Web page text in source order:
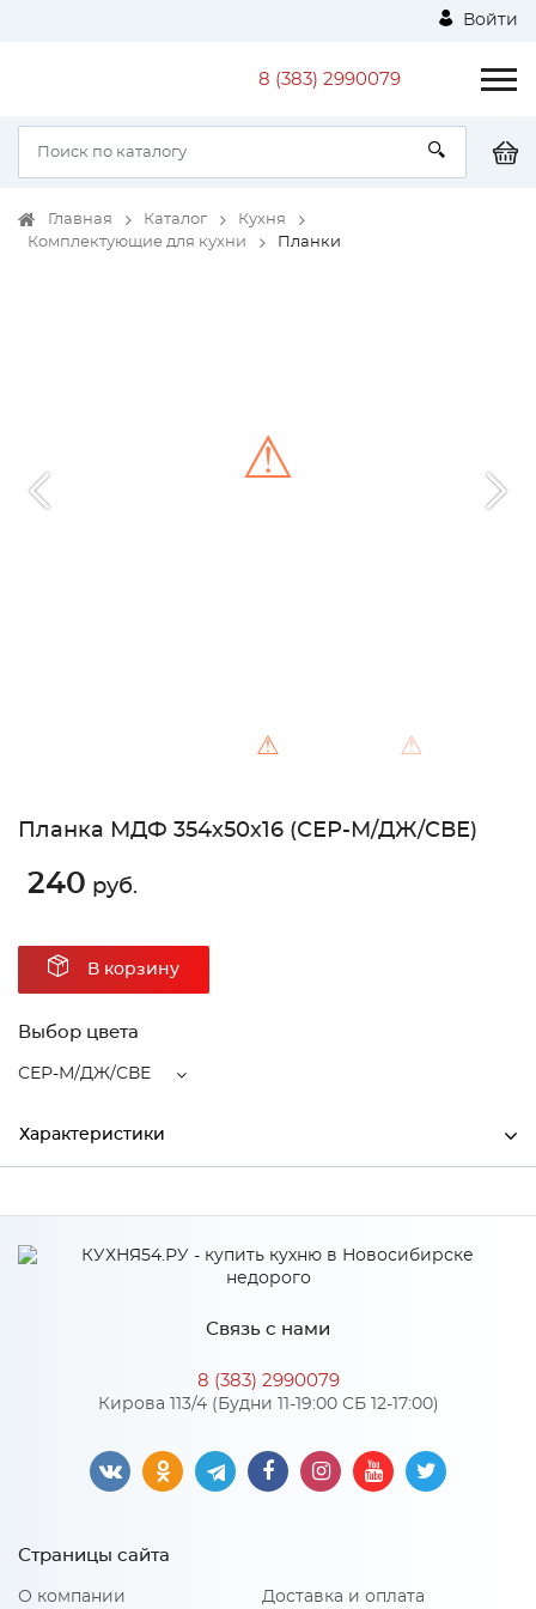
Войти
8 (383) 2990079
Главная Каталог
Кухня
Комплектующие для кухни
Планки
⚠ ⚠
⚠
Планка МДФ 354х50х16 (СЕР-М/ДЖ/СВЕ)
240 руб.
В корзину
Выбор цвета
СЕР-М/ДЖ/СВЕ
Характеристики
Цвет СЕР-М/ДЖ/СВЕ
Количество упаковок: 1
Связь с нами
8 (383) 2990079
Кирова 113/4 (Будни 11-19:00 СБ 12-17:00)
Страницы сайта
О компании Доставка и оплата